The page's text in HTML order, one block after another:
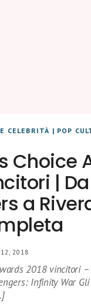
CELEBRITÀ | POP
Choice
| Da
a
2018
2018 vincitori
Infinity War